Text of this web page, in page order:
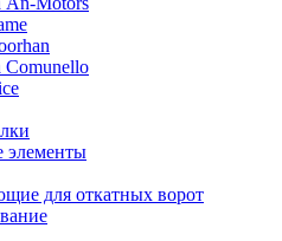
Comunello
элементы
для откатных ворот